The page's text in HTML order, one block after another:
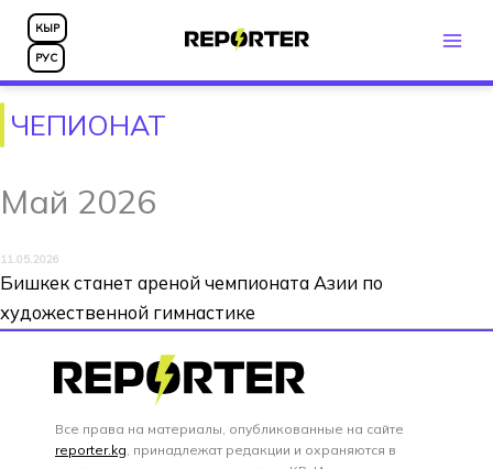
Перейти
содержимому
КЫР
РУС
ЧЕПИОНАТ
Май 2026
11.05.2026
Бишкек станет ареной чемпионата Азии по
художественной гимнастике
Все права на материалы, опубликованные на сайте
reporter.kg, принадлежат редакции и охраняются в